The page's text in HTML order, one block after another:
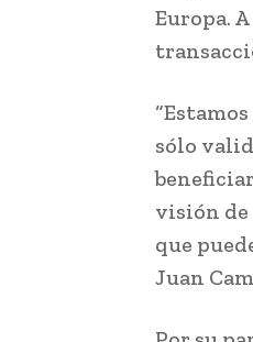
Europa.
sólo
visión
que
Juan